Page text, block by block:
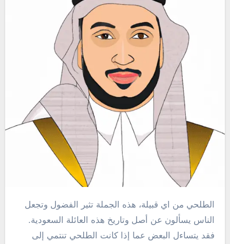
الناس يسألون عن أصل وتاريخ هذه العائلة السعودية.
فقد يتساءل البعض عما إذا كانت الطلحي تنتمي إلى